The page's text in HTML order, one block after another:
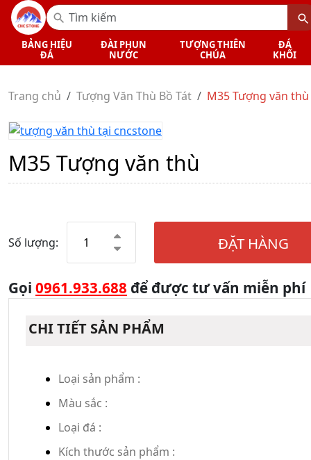
BẢNG HIỆU
ĐÁ
ĐÀI PHUN
NƯỚC
TƯỢNG THIÊN
CHÚA
ĐÁ
KHỐI
Trang chủ Tượng Văn Thù Bồ Tát M35 Tượng văn thù
M35 Tượng văn thù
Số lượng: ĐẶT HÀNG
Gọi 0961.933.688 để được tư vấn miễn phí
CHI TIẾT SẢN PHẨM
Loại sản phẩm :
Màu sắc :
Loại đá :
Kích thước sản phẩm :